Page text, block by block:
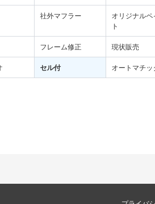
社外マフラー
オリジナルペ
ト
フレーム修正 現状販売
セル付 オートマチッ